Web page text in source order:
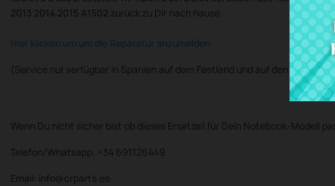
2013 2014 2015 A1502 zurück zu Dir nach hause.
Hier klicken um um die Reparatur anzumelden
(Service nur verfügbar in Spanien auf dem Festland und auf den
Wenn Du nicht sicher bist ob dieses Ersatzeil für Dein Notebook-Modell
Telefon/Whatsapp: +34 691126449
Email: info@crparts.es